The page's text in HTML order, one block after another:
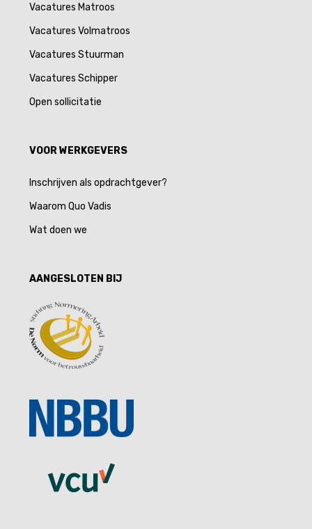
Vacatures Matroos
Vacatures Volmatroos
Vacatures Stuurman
Vacatures Schipper
Open sollicitatie
VOOR WERKGEVERS
Inschrijven als opdrachtgever?
Waarom Quo Vadis
Wat doen we
AANGESLOTEN BIJ